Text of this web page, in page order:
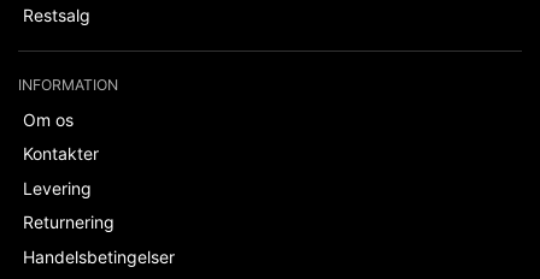
Restsalg
INFORMATION
Om os
Kontakter
Levering
Returnering
Handelsbetingelser